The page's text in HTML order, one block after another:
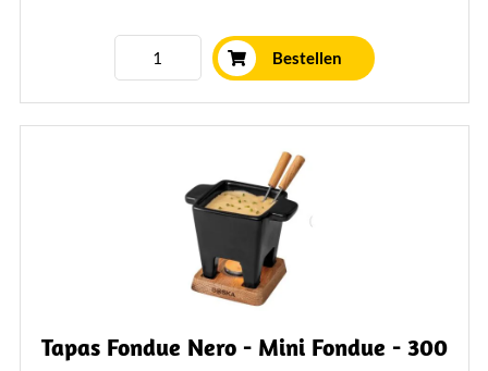
Bestellen
Tapas Fondue Nero - Mini Fondue - 300